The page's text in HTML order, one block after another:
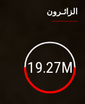
الزائـرون
19.27M